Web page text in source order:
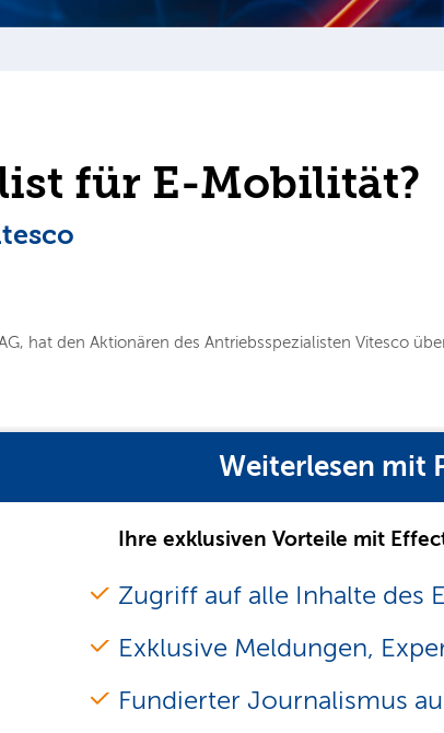
für E-Mobilität?
hat den Aktionären des Antriebsspezialisten Vitesco
Weiterlesen mit
Ihre exklusiven Vorteile mit
Zugriff auf alle Inhalte des
Exklusive Meldungen,
Fundierter Journalismus